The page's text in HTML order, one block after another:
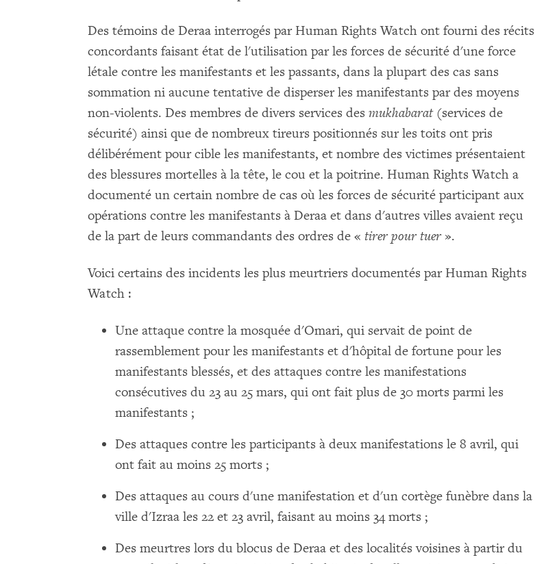
Des témoins de Deraa interrogés par Human Rights Watch ont fourni des récits
concordants faisant état de l'utilisation par les forces de sécurité d'une force
létale contre les manifestants et les passants, dans la plupart des cas sans
sommation ni aucune tentative de disperser les manifestants par des moyens
non-violents. Des membres de divers services des mukhabarat(services de
sécurité) ainsi que de nombreux tireurs positionnés sur les toits ont pris
délibérément pour cible les manifestants, et nombre des victimes présentaient
des blessures mortelles à la tête, le cou et la poitrine. Human Rights Watch a
documenté un certain nombre de cas où les forces de sécurité participant aux
opérations contre les manifestants à Deraa et dans d'autres villes avaient reçu
de la part de leurs commandants des ordres de « tirer pour tuer».
Voici certains des incidents les plus meurtriers documentés par Human Rights
Watch :
Une attaque contre la mosquée d'Omari, qui servait de point de
rassemblement pour les manifestants et d'hôpital de fortune pour les
manifestants blessés, et des attaques contre les manifestations
consécutives du 23 au 25 mars, qui ont fait plus de 30 morts parmi les
manifestants ;
Des attaques contre les participants à deux manifestations le 8 avril, qui
ont fait au moins 25 morts ;
Des attaques au cours d'une manifestation et d'un cortège funèbre dans la
ville d'Izraa les 22 et 23 avril, faisant au moins 34 morts ;
Des meurtres lors du blocus de Deraa et des localités voisines à partir du